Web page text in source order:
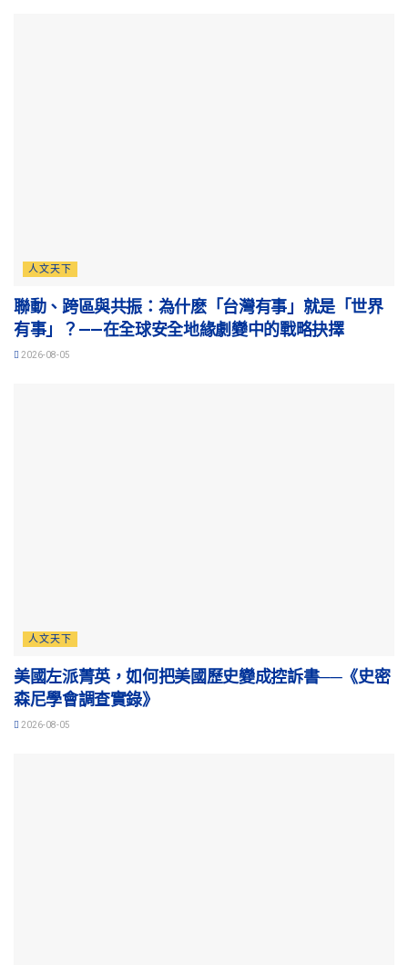
人文天下
聯動、跨區與共振：為什麽「台灣有事」就是「世界
有事」？——在全球安全地緣劇變中的戰略抉擇
2026-08-05
人文天下
美國左派菁英，如何把美國歷史變成控訴書──《史密
森尼學會調查實錄》
2026-08-05